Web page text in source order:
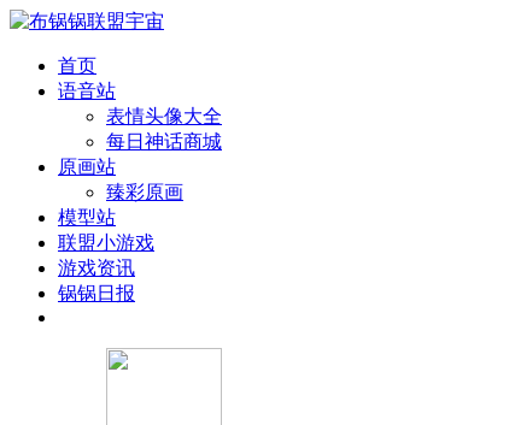
首页
语音站
表情头像大全
每日神话商城
原画站
臻彩原画
模型站
联盟小游戏
游戏资讯
锅锅日报